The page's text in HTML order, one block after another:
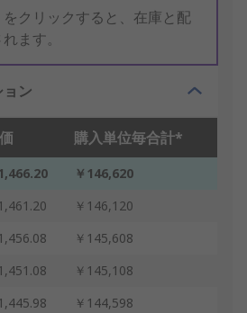
をクリックすると、在庫と配
ます。
ン
購入単位毎合計*
￥146,620
￥146,120
￥145,608
￥145,108
￥144,598